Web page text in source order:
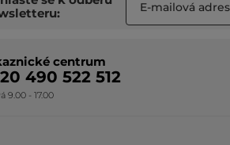
centrum
490 522 512
9.00 - 17.00